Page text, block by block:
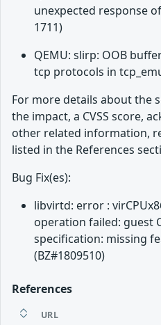
unexpected response of
1711)
QEMU: slirp: OOB
tcp protocols in
For more details about the
the impact, a CVSS score,
other related information,
listed in the References
Bug Fix(es):
libvirtd: error :
operation failed: guest
specification: missing
(BZ#1809510)
References
URL